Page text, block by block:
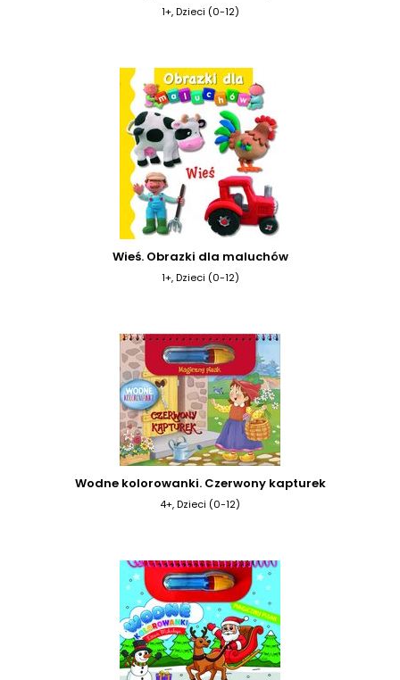
1+, Dzieci (0-12)
Wieś. Obrazki dla maluchów
1+, Dzieci (0-12)
Wodne kolorowanki. Czerwony kapturek
4+, Dzieci (0-12)